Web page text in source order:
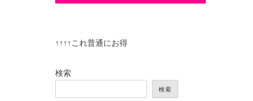
↑↑↑↑これ普通にお得
検索
検索